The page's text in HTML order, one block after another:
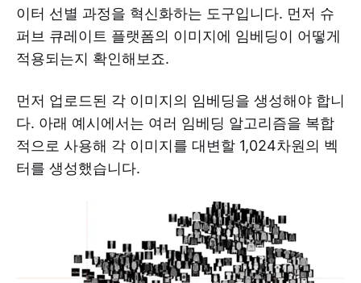
이터 선별 과정을 혁신화하는 도구입니다. 먼저 슈
퍼브 큐레이트 플랫폼의 이미지에 임베딩이 어떻게
적용되는지 확인해보죠.
먼저 업로드된 각 이미지의 임베딩을 생성해야 합니
다. 아래 예시에서는 여러 임베딩 알고리즘을 복합
적으로 사용해 각 이미지를 대변할 1,024차원의 벡
터를 생성했습니다.